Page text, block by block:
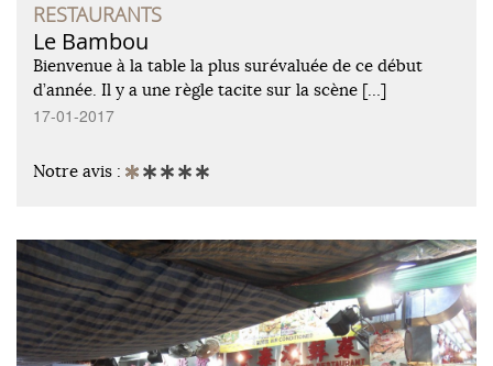
RESTAURANTS
Le Bambou
Bienvenue à la table la plus surévaluée de ce début
d’année. Il y a une règle tacite sur la scène […]
17-01-2017
Notre avis :